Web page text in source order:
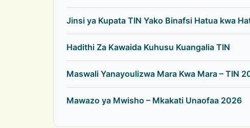
Jinsi ya Kupata TIN Yako Binafsi Hatua kwa
Hadithi Za Kawaida Kuhusu Kuangalia TIN
Maswali Yanayoulizwa Mara Kwa Mara – TIN
Mawazo ya Mwisho – Mkakati Unaofaa 2026